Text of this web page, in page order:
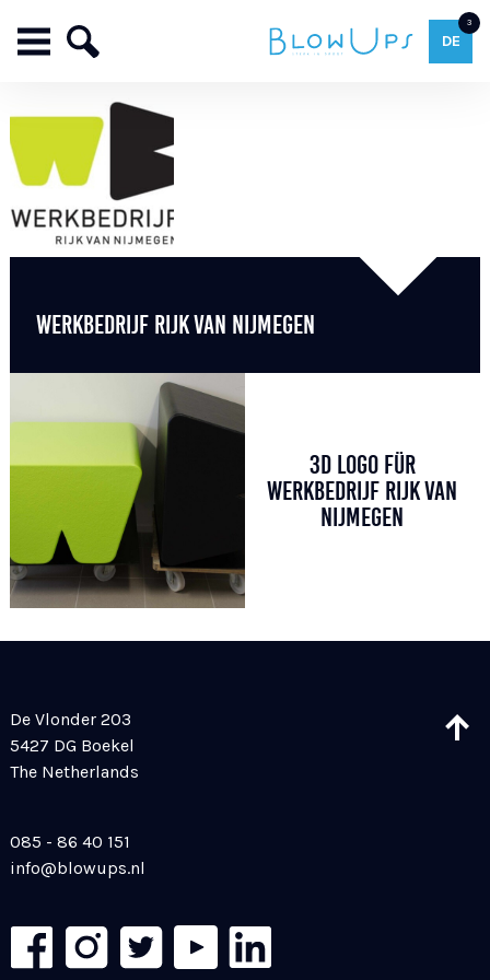
3
DE
WERKBEDRIJF RIJK VAN NIJMEGEN
3D LOGO FÜR
WERKBEDRIJF RIJK VAN
NIJMEGEN
De Vlonder 203
5427 DG Boekel
The Netherlands
085 - 86 40 151
info@blowups.nl